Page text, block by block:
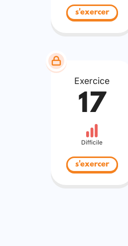
s'exercer
Exercice
17
Difficile
s'exercer